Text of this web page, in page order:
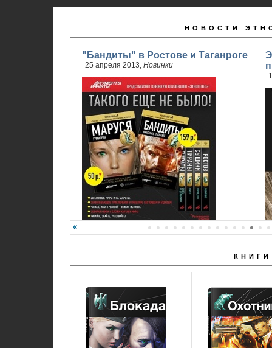
НОВОСТИ
"Бандиты" в Ростове и Таганроге
25 апреля 2013, Новинки
24 апреля стартовали продажи 2 книги
КНИГИ